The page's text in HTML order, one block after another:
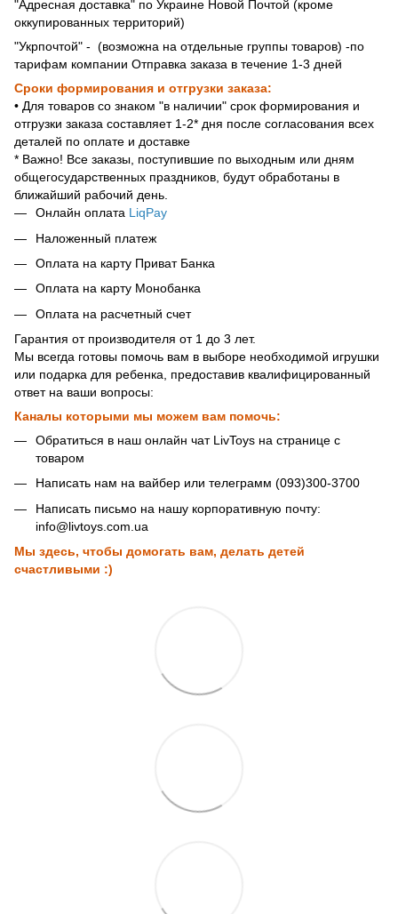
"Адресная доставка" по Украине Новой Почтой (кроме
оккупированных территорий)
"Укрпочтой" - (возможна на отдельные группы товаров) -по
тарифам компании Отправка заказа в течение 1-3 дней
Сроки формирования и отгрузки заказа:
• Для товаров со знаком "в наличии" срок формирования и
отгрузки заказа составляет 1-2* дня после согласования всех
деталей по оплате и доставке
* Важно! Все заказы, поступившие по выходным или дням
общегосударственных праздников, будут обработаны в
ближайший рабочий день.
Онлайн оплата LiqPay
Наложенный платеж
Оплата на карту Приват Банка
Оплата на карту Монобанка
Оплата на расчетный счет
Гарантия от производителя от 1 до 3 лет.
Мы всегда готовы помочь вам в выборе необходимой игрушки
или подарка для ребенка, предоставив квалифицированный
ответ на ваши вопросы:
Каналы которыми мы можем вам помочь:
Обратиться в наш онлайн чат LivToys на странице с
товаром
Написать нам на вайбер или телеграмм (093)300-3700
Написать письмо на нашу корпоративную почту:
info@livtoys.com.ua
Мы здесь, чтобы домогать вам, делать детей
счастливыми :)